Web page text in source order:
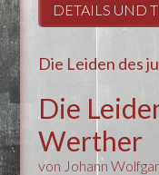
DETAILS UND
Die Leiden des
Die
Werther
von Johann